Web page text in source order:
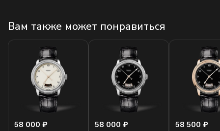
Вам также может понравиться
58 000 ₽ 58 000 ₽ 58 500 ₽